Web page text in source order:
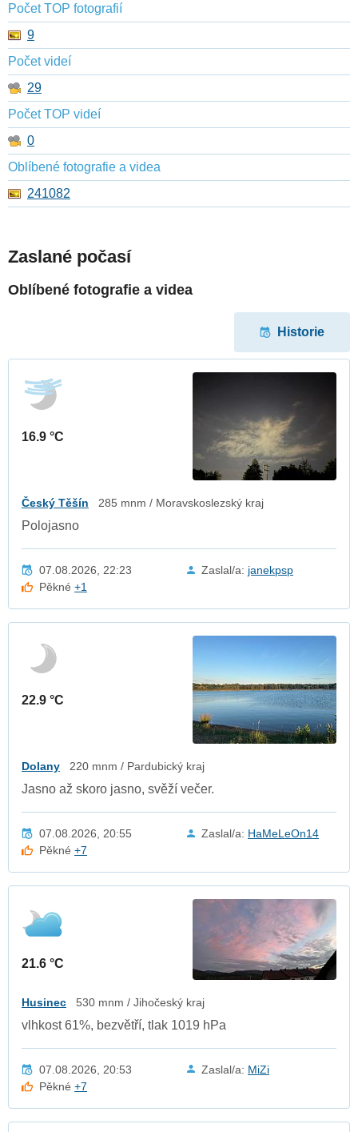
Počet TOP fotografií
9
Počet videí
29
Počet TOP videí
0
Oblíbené fotografie a videa
241082
Zaslané počasí
Oblíbené fotografie a videa
Historie
16.9 °C
Český Těšín 285 mnm / Moravskoslezský kraj
Polojasno
07.08.2026, 22:23 Zaslal/a: janekpsp
Pěkné+1
22.9 °C
Dolany 220 mnm / Pardubický kraj
Jasno až skoro jasno, svěží večer.
07.08.2026, 20:55 Zaslal/a: HaMeLeOn14
Pěkné+7
21.6 °C
Husinec 530 mnm / Jihočeský kraj
vlhkost 61%, bezvětří, tlak 1019 hPa
07.08.2026, 20:53 Zaslal/a: MiZi
Pěkné+7